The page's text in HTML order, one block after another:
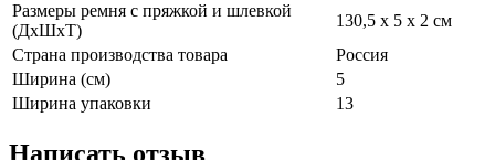
Размеры ремня с пряжкой и шлевкой
(ДхШхТ)
130,5 х 5 х 2 см
Страна производства товара
Россия
Ширина (см)
5
Ширина упаковки
13
Написать отзыв